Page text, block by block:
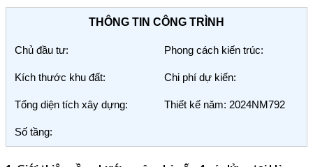
THÔNG TIN CÔNG TRÌNH
Chủ đầu tư: Phong cách kiến trúc:
Kích thước khu đất: Chi phí dự kiến:
Tổng diện tích xây dựng: Thiết kế năm: 2024NM792
Số tầng: